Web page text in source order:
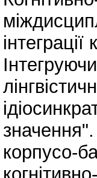
корпусо-